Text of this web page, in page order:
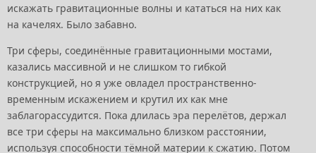
искажать гравитационные волны и кататься на них как
на качелях. Было забавно.
Три сферы, соединённые гравитационными мостами,
казались массивной и не слишком то гибкой
конструкцией, но я уже овладел пространственно-
временным искажением и крутил их как мне
заблагорассудится. Пока длилась эра перелётов, держал
все три сферы на максимально близком расстоянии,
используя способности тёмной материи к сжатию. Потом